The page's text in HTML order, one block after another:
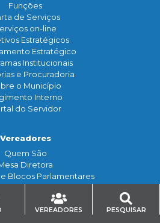
VEREADORES PESQUISAR
Funçōes
de Serviços
on-line
Estratégicos
Estratégico
Institucionais
e Procuradoria
o Município
Interno
do Servidor
Vereadores
Quem São
Diretora
Blocos Parlamentares
Administrativa
de Ética